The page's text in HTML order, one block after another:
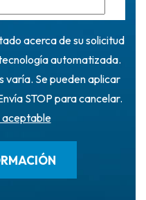
acerca de su solicitud
automatizada.
varía. Se pueden aplicar
STOP para cancelar.
aceptable